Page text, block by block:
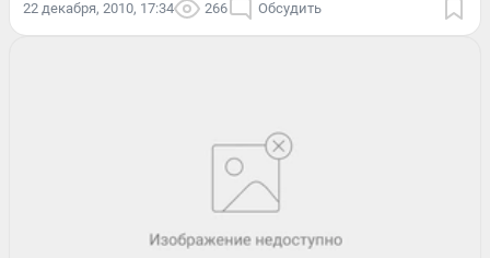
22 декабря, 2010, 17:34 266 Обсудить